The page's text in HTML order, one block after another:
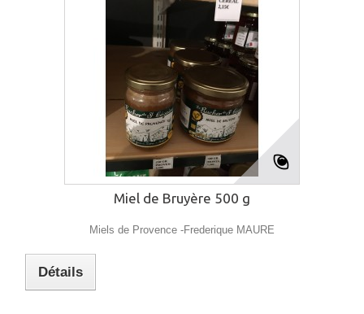
Miel de Bruyère 500 g
Miels de Provence -Frederique MAURE
Détails